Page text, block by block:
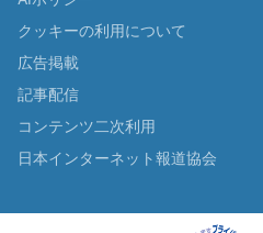
クッキーの利用について
広告掲載
記事配信
コンテンツ二次利用
日本インターネット報道協会